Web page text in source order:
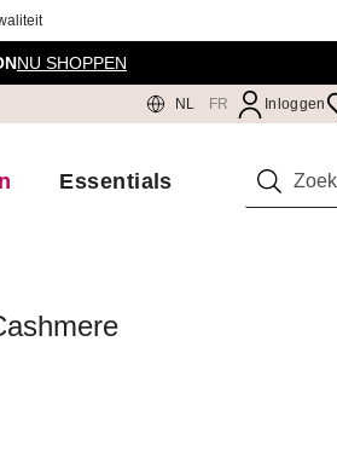
NU SHOPPEN
NL FR Inloggen
Essentials Zoeken